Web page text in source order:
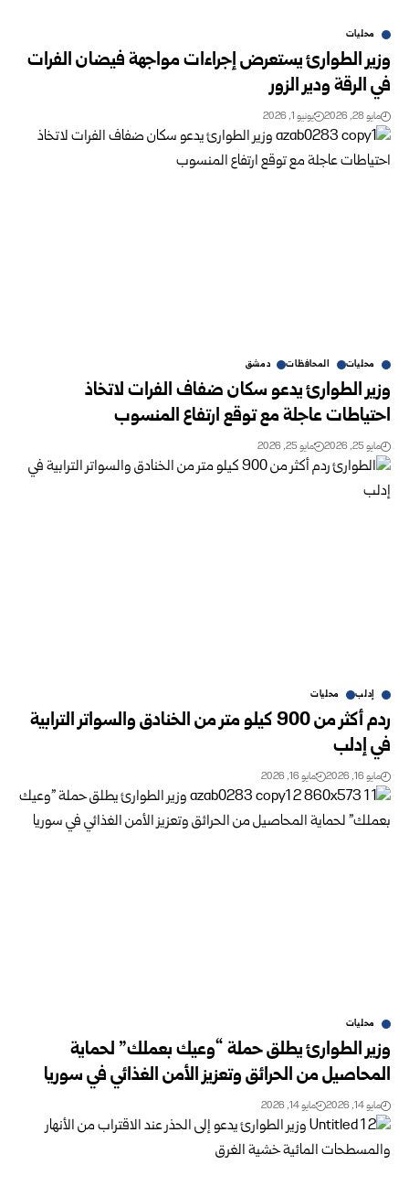
محليات
وزير الطوارئ يستعرض إجراءات مواجهة فيضان الفرات
في الرقة ودير ‏الزور ‏
مايو 28, 2026 يونيو 1, 2026
محليات المحافظات دمشق
وزير الطوارئ يدعو سكان ضفاف الفرات لاتخاذ
احتياطات عاجلة مع توقع ارتفاع المنسوب
مايو 25, 2026 مايو 25, 2026
إدلب محليات
ردم أكثر من 900 كيلو متر من الخنادق والسواتر الترابية
في إدلب
مايو 16, 2026 مايو 16, 2026
محليات
وزير الطوارئ يطلق حملة “وعيك بعملك” لحماية
المحاصيل من الحرائق وتعزيز الأمن الغذائي في سوريا
مايو 14, 2026 مايو 14, 2026